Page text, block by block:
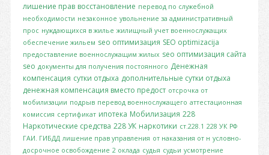
лишение прав восстановление перевод по служебной
необходимости незаконное увольнение за административный
прос нуждающихся в жилье жилищный учет военнослужащих
обеспечение жильем seo оптимизация SEO optimizacija
предоставление военнослужащим жилых seo оптимизация сайта
seo документы для получения постоянного Денежная
компенсация сутки отдыха дополнительные сутки отдыха
денежная компенсация вместо предост отсрочка от
мобилизации подрыв перевод военнослужащего аттестационная
комиссия сертификат ипотека Мобилизация 228
Наркотические средства 228 УК наркотики ст.228.1 228 УК РФ
ГАИ. ГИБДД лишение прав управления от наказания от н условно-
досрочное освобождение 2 оклада судья судьи усмотрение